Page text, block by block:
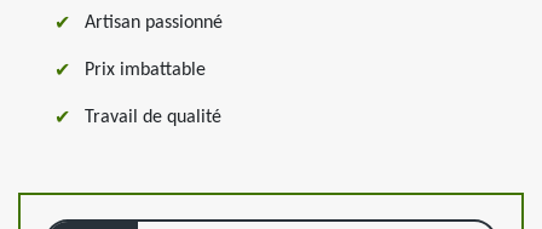
Artisan passionné
Prix imbattable
Travail de qualité